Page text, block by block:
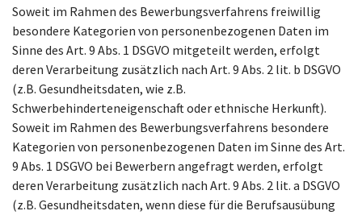
Soweit im Rahmen des Bewerbungsverfahrens freiwillig
besondere Kategorien von personenbezogenen Daten im
Sinne des Art. 9 Abs. 1 DSGVO mitgeteilt werden, erfolgt
deren Verarbeitung zusätzlich nach Art. 9 Abs. 2 lit. b DSGVO
(z.B. Gesundheitsdaten, wie z.B.
Schwerbehinderteneigenschaft oder ethnische Herkunft).
Soweit im Rahmen des Bewerbungsverfahrens besondere
Kategorien von personenbezogenen Daten im Sinne des Art.
9 Abs. 1 DSGVO bei Bewerbern angefragt werden, erfolgt
deren Verarbeitung zusätzlich nach Art. 9 Abs. 2 lit. a DSGVO
(z.B. Gesundheitsdaten, wenn diese für die Berufsausübung